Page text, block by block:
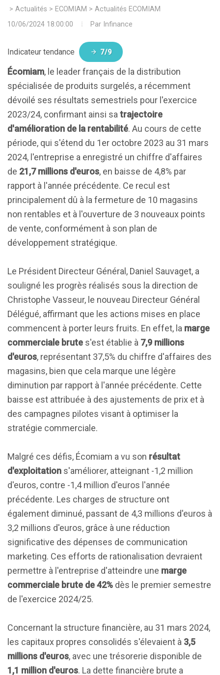
> Actualités > ECOMIAM > Actualités ECOMIAM
10/06/2024 18:00:00
Par Infinance
Indicateur tendance 7/9
Écomiam, le leader français de la distribution
spécialisée de produits surgelés, a récemment
dévoilé ses résultats semestriels pour l'exercice
2023/24, confirmant ainsi sa trajectoire
d'amélioration de la rentabilité. Au cours de cette
période, qui s'étend du 1er octobre 2023 au 31 mars
2024, l'entreprise a enregistré un chiffre d'affaires
de 21,7 millions d'euros, en baisse de 4,8% par
rapport à l'année précédente. Ce recul est
principalement dû à la fermeture de 10 magasins
non rentables et à l'ouverture de 3 nouveaux points
de vente, conformément à son plan de
développement stratégique.
Le Président Directeur Général, Daniel Sauvaget, a
souligné les progrès réalisés sous la direction de
Christophe Vasseur, le nouveau Directeur Général
Délégué, affirmant que les actions mises en place
commencent à porter leurs fruits. En effet, la marge
commerciale brute s'est établie à 7,9 millions
d'euros, représentant 37,5% du chiffre d'affaires des
magasins, bien que cela marque une légère
diminution par rapport à l'année précédente. Cette
baisse est attribuée à des ajustements de prix et à
des campagnes pilotes visant à optimiser la
stratégie commerciale.
Malgré ces défis, Écomiam a vu son résultat
d'exploitation s'améliorer, atteignant -1,2 million
d'euros, contre -1,4 million d'euros l'année
précédente. Les charges de structure ont
également diminué, passant de 4,3 millions d'euros à
3,2 millions d'euros, grâce à une réduction
significative des dépenses de communication
marketing. Ces efforts de rationalisation devraient
permettre à l'entreprise d'atteindre une marge
commerciale brute de 42% dès le premier semestre
de l'exercice 2024/25.
Concernant la structure financière, au 31 mars 2024,
les capitaux propres consolidés s'élevaient à 3,5
millions d'euros, avec une trésorerie disponible de
1,1 million d'euros. La dette financière brute a